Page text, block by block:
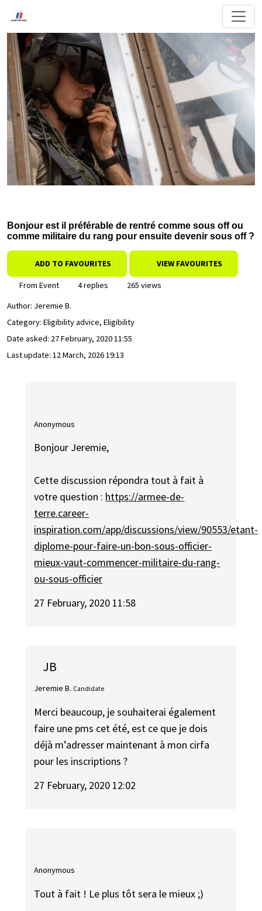
Bonjour est il préférable de rentré comme sous off ou
comme militaire du rang pour ensuite devenir sous off ?
ADD TO FAVOURITES VIEW FAVOURITES
From Event 4 replies
265 views
Author: Jeremie B.
Category: Eligibility advice, Eligibility
Date asked: 27 February, 2020 11:55
Last update: 12 March, 2026 19:13
Anonymous
Bonjour Jeremie,
Cette discussion répondra tout à fait à
votre question : https://armee-de-
terre.career-
inspiration.com/app/discussions/view/90553/etant-
diplome-pour-faire-un-bon-sous-officier-
mieux-vaut-commencer-militaire-du-rang-
ou-sous-officier
27 February, 2020 11:58
JB
Jeremie B. Candidate
Merci beaucoup, je souhaiterai également
faire une pms cet été, est ce que je dois
déjà m’adresser maintenant à mon cirfa
pour les inscriptions ?
27 February, 2020 12:02
Anonymous
Tout à fait ! Le plus tôt sera le mieux ;)